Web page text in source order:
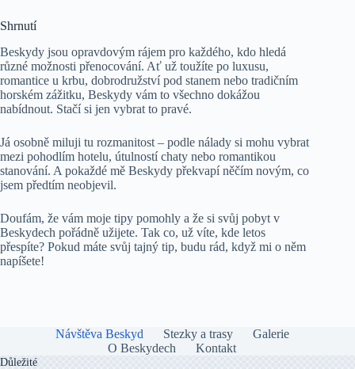
Shrnutí
Beskydy jsou opravdovým rájem pro každého, kdo hledá
různé možnosti přenocování. Ať už toužíte po luxusu,
romantice u krbu, dobrodružství pod stanem nebo tradičním
horském zážitku, Beskydy vám to všechno dokážou
nabídnout. Stačí si jen vybrat to pravé.
Já osobně miluji tu rozmanitost – podle nálady si mohu vybrat
mezi pohodlím hotelu, útulností chaty nebo romantikou
stanování. A pokaždé mě Beskydy překvapí něčím novým, co
jsem předtím neobjevil.
Doufám, že vám moje tipy pomohly a že si svůj pobyt v
Beskydech pořádně užijete. Tak co, už víte, kde letos
přespíte? Pokud máte svůj tajný tip, budu rád, když mi o něm
napíšete!
Návštěva Beskyd Stezky a trasy
Galerie
O Beskydech
Kontakt
Důležité